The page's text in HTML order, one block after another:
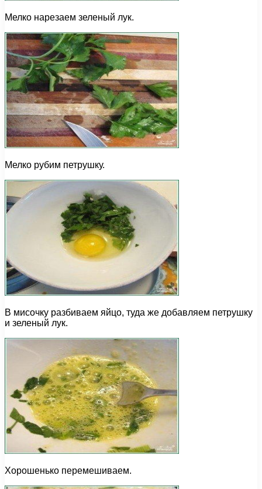
Мелко нарезаем зеленый лук.
Мелко рубим петрушку.
В мисочку разбиваем яйцо, туда же добавляем петрушку
и зеленый лук.
Хорошенько перемешиваем.